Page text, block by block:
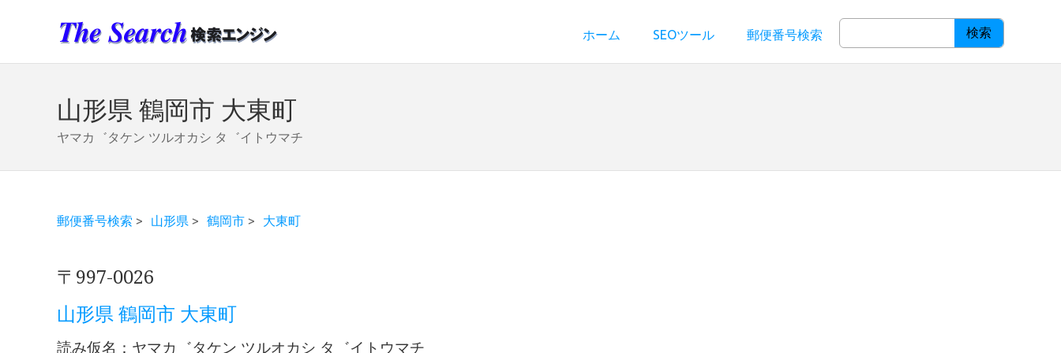
ホーム SEOツール 郵便番号検索 検索
山形県 鶴岡市 大東町
ヤマカ゛タケン ツルオカシ タ゛イトウマチ
郵便番号検索 > 山形県 > 鶴岡市 > 大東町
〒997-0026
山形県 鶴岡市 大東町
読み仮名：ヤマカ゛タケン ツルオカシ タ゛イトウマチ